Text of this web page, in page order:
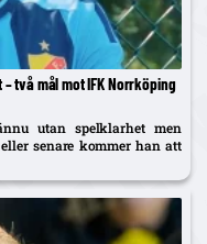
två mål mot IFK Norrköping
utan spelklarhet men
senare kommer han att